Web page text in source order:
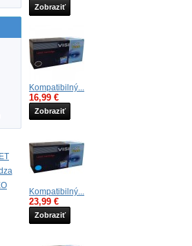
Zobraziť
Kompatibilný...
16,99 €
Zobraziť
Kompatibilný...
23,99 €
Zobraziť